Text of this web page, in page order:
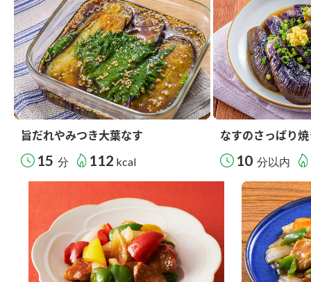
旨だれやみつき大葉なす
15 分 112 kcal
なすのさっぱり
10 分以内